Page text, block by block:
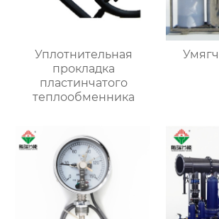
Уплотнительная
прокладка
пластинчатого
теплообменника